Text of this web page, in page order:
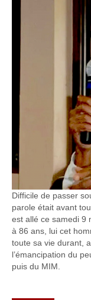
Difficile de passer
parole était avant
est allé ce samedi 9
à 86 ans, lui cet
toute sa vie durant,
l’émancipation du
puis du MIM.